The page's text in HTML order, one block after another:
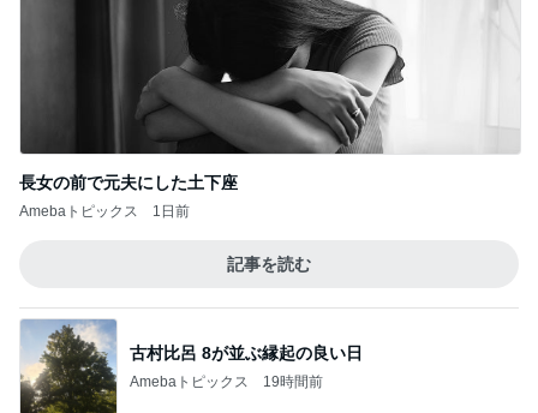
長女の前で元夫にした土下座
Amebaトピックス 1日前
記事を読む
古村比呂 8が並ぶ縁起の良い日
Amebaトピックス 19時間前